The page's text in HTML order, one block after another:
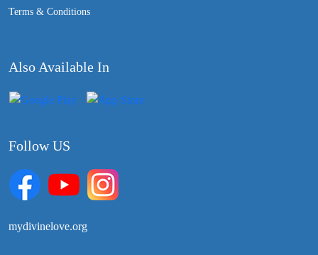
Terms & Conditions
Also Available In
Follow US
mydivinelove.org